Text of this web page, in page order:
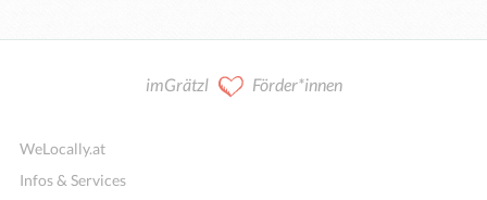
imGrätzl Förder*innen
WeLocally.at
Infos & Services